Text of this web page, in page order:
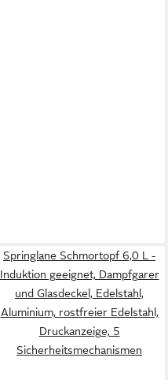
Springlane Schmortopf 6,0 L -
Induktion geeignet, Dampfgarer
und Glasdeckel, Edelstahl,
Aluminium, rostfreier Edelstahl,
Druckanzeige, 5
Sicherheitsmechanismen